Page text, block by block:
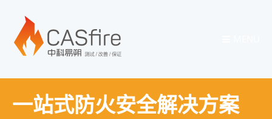
一站式防火安全解决方案